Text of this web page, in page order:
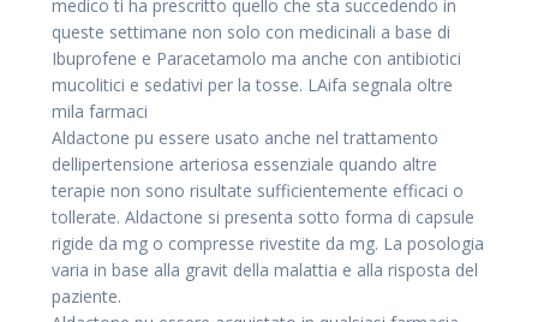
medico ti ha prescritto quello che sta succedendo in
queste settimane non solo con medicinali a base di
Ibuprofene e Paracetamolo ma anche con antibiotici
mucolitici e sedativi per la tosse. LAifa segnala oltre
mila farmaci
Aldactone pu essere usato anche nel trattamento
dellipertensione arteriosa essenziale quando altre
terapie non sono risultate sufficientemente efficaci o
tollerate. Aldactone si presenta sotto forma di capsule
rigide da mg o compresse rivestite da mg. La posologia
varia in base alla gravit della malattia e alla risposta del
paziente.